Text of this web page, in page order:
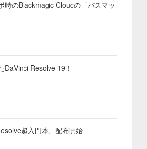
時のBlackmagic Cloudの「パスマッ
DaVinci Resolve 19！
超入門本、配布開始